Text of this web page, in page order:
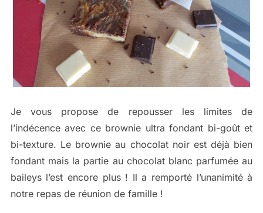
Je vous propose de repousser les limites de
l’indécence avec ce brownie ultra fondant bi-goût et
bi-texture. Le brownie au chocolat noir est déjà bien
fondant mais la partie au chocolat blanc parfumée au
baileys l’est encore plus ! Il a remporté l’unanimité à
notre repas de réunion de famille !